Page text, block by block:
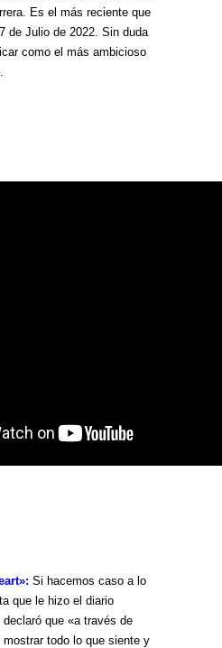
Es el más reciente que
de Julio de 2022. Sin duda
como el más ambicioso
Si hacemos caso a lo
que le hizo el diario
que «a través de
todo lo que siente y